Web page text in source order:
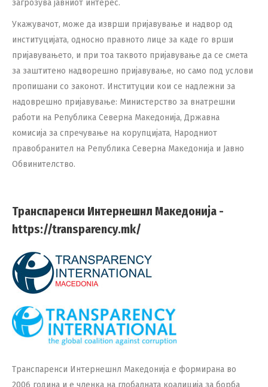
загрозува јавниот интерес.
Укажувачот, може да изврши пријавување и надвор од
институцијата, односно правното лице за каде го врши
пријавувањето, и при тоа таквото пријавување да се смета
за заштитено надворешно пријавување, но само под услови
пропишани со законот. Институции кои се надлежни за
надоврешно пријавување: Министерство за внатрешни
работи на Република Северна Македонија, Државна
комисија за спречување на корупцијата, Народниот
правобранител на Република Северна Македонија и Јавно
Обвинителство.
Транспаренси Интернешнл Македонија -
https://transparency.mk/
Транспаренси Интернешнл Македонија е формирана во